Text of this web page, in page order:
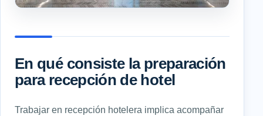
En qué consiste la preparación
para recepción de hotel
Trabajar en recepción hotelera implica acompañar